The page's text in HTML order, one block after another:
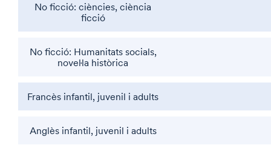
No ficció: ciències, ciència
ficció
No ficció: Humanitats socials,
novel·la històrica
Francès infantil, juvenil i adults
Anglès infantil, juvenil i adults